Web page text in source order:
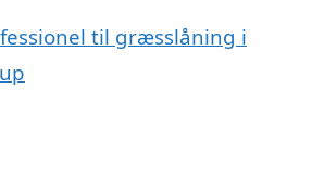
til græsslåning i